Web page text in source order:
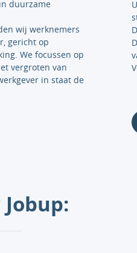
duurzame
wij werknemers
gericht op
We focussen op
vergroten van
in staat de